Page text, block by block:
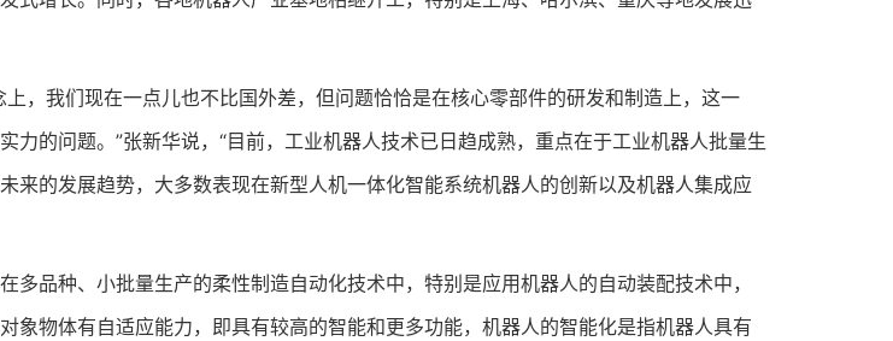
我们现在一点儿也不比国外差，但问题恰恰是在核心零部件的研发和制造上，这一
力的问题。”张新华说，“目前，工业机器人技术已日趋成熟，重点在于工业机器人批量生
来的发展趋势，大多数表现在新型人机一体化智能系统机器人的创新以及机器人集成应
品种、小批量生产的柔性制造自动化技术中，特别是应用机器人的自动装配技术中，
象物体有自适应能力，即具有较高的智能和更多功能，机器人的智能化是指机器人具有